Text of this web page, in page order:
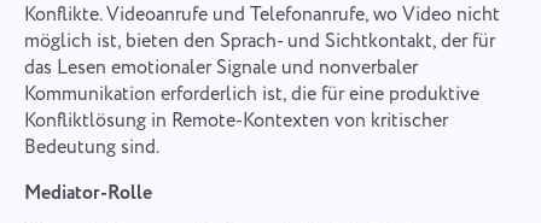
Konflikte. Videoanrufe und Telefonanrufe, wo Video nicht
möglich ist, bieten den Sprach- und Sichtkontakt, der für
das Lesen emotionaler Signale und nonverbaler
Kommunikation erforderlich ist, die für eine produktive
Konfliktlösung in Remote-Kontexten von kritischer
Bedeutung sind.
Mediator-Rolle
gemäß denDatenschutzbestimmungen.